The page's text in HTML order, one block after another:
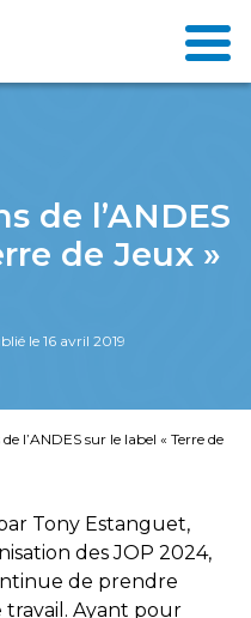
de l’ANDES
de Jeux »
le 16 avril 2019
l’ANDES sur le label « Terre de
Tony Estanguet,
des JOP 2024,
de prendre
Ayant pour